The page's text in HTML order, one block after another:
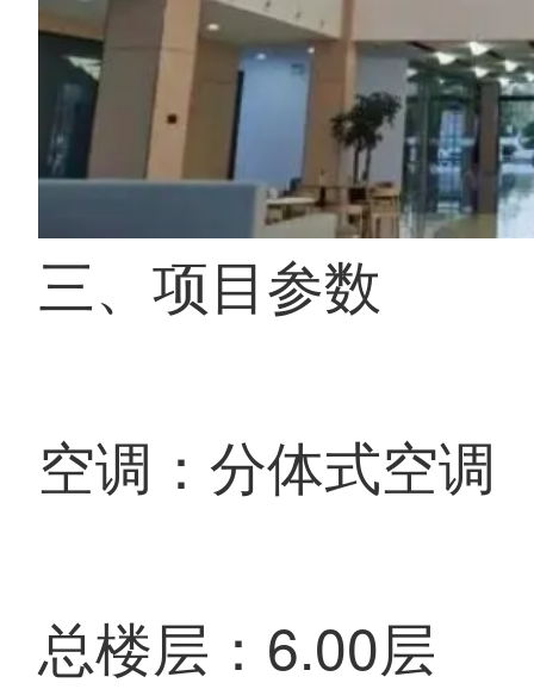
三、项目参数
空调：分体式空调
总楼层：6.00层